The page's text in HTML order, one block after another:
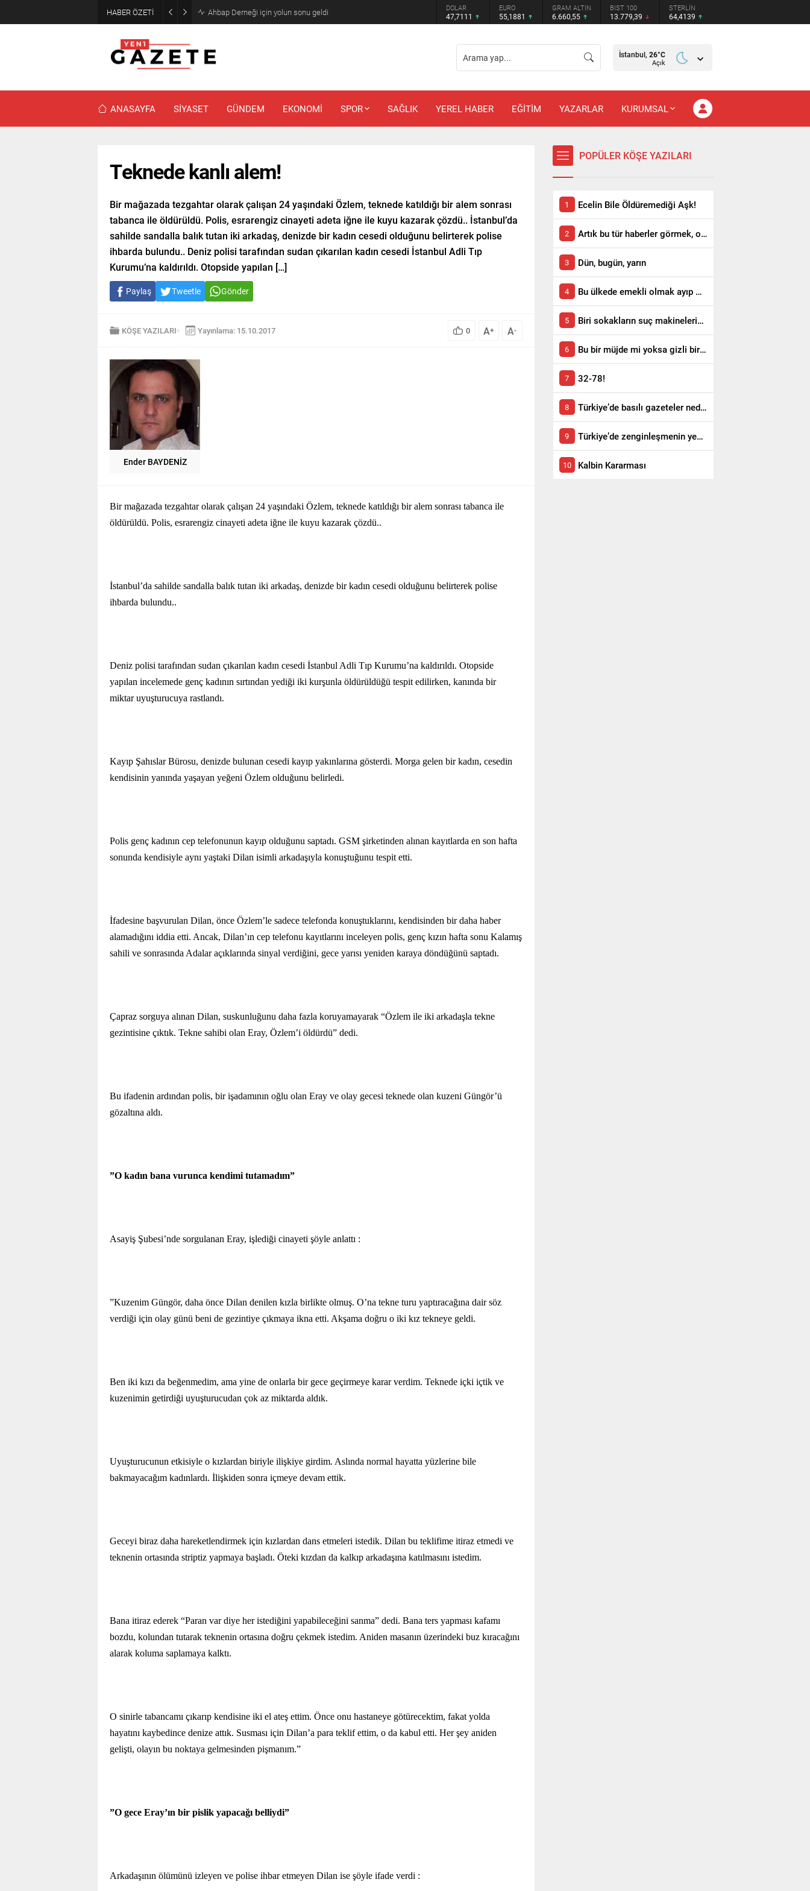
HABER ÖZETİ Mourinho’dan Arda Güler’e kötü haber DOLAR
47,7111
EURO
55,1881
GRAM ALTIN
6.660,55
BIST 100
13.779,39
STERLİN
64,4139
İstanbul, 26°C
Açık
ANASAYFA SİYASET GÜNDEM EKONOMİ SPOR SAĞLIK YEREL HABER EĞİTİM YAZARLAR KURUMSAL
Teknede kanlı alem!
Bir mağazada tezgahtar olarak çalışan 24 yaşındaki Özlem, teknede katıldığı bir alem sonrası
tabanca ile öldürüldü. Polis, esrarengiz cinayeti adeta iğne ile kuyu kazarak çözdü.. İstanbul’da
sahilde sandalla balık tutan iki arkadaş, denizde bir kadın cesedi olduğunu belirterek polise
ihbarda bulundu.. Deniz polisi tarafından sudan çıkarılan kadın cesedi İstanbul Adli Tıp
Kurumu’na kaldırıldı. Otopside yapılan […]
Paylaş Tweetle Gönder
KÖŞE YAZILARI Yayınlama: 15.10.2017 0 A+ A-
Ender BAYDENİZ
Bir mağazada tezgahtar olarak çalışan 24 yaşındaki Özlem, teknede katıldığı bir alem sonrası tabanca ile
öldürüldü. Polis, esrarengiz cinayeti adeta iğne ile kuyu kazarak çözdü..
İstanbul’da sahilde sandalla balık tutan iki arkadaş, denizde bir kadın cesedi olduğunu belirterek polise
ihbarda bulundu..
Deniz polisi tarafından sudan çıkarılan kadın cesedi İstanbul Adli Tıp Kurumu’na kaldırıldı. Otopside
yapılan incelemede genç kadının sırtından yediği iki kurşunla öldürüldüğü tespit edilirken, kanında bir
miktar uyuşturucuya rastlandı.
Kayıp Şahıslar Bürosu, denizde bulunan cesedi kayıp yakınlarına gösterdi. Morga gelen bir kadın, cesedin
kendisinin yanında yaşayan yeğeni Özlem olduğunu belirledi.
Polis genç kadının cep telefonunun kayıp olduğunu saptadı. GSM şirketinden alınan kayıtlarda en son hafta
sonunda kendisiyle aynı yaştaki Dilan isimli arkadaşıyla konuştuğunu tespit etti.
İfadesine başvurulan Dilan, önce Özlem’le sadece telefonda konuştuklarını, kendisinden bir daha haber
alamadığını iddia etti. Ancak, Dilan’ın cep telefonu kayıtlarını inceleyen polis, genç kızın hafta sonu Kalamış
sahili ve sonrasında Adalar açıklarında sinyal verdiğini, gece yarısı yeniden karaya döndüğünü saptadı.
Çapraz sorguya alınan Dilan, suskunluğunu daha fazla koruyamayarak “Özlem ile iki arkadaşla tekne
gezintisine çıktık. Tekne sahibi olan Eray, Özlem’i öldürdü” dedi.
Bu ifadenin ardından polis, bir işadamının oğlu olan Eray ve olay gecesi teknede olan kuzeni Güngör’ü
gözaltına aldı.
”O kadın bana vurunca kendimi tutamadım”
Asayiş Şubesi’nde sorgulanan Eray, işlediği cinayeti şöyle anlattı :
”Kuzenim Güngör, daha önce Dilan denilen kızla birlikte olmuş. O’na tekne turu yaptıracağına dair söz
verdiği için olay günü beni de gezintiye çıkmaya ikna etti. Akşama doğru o iki kız tekneye geldi.
Ben iki kızı da beğenmedim, ama yine de onlarla bir gece geçirmeye karar verdim. Teknede içki içtik ve
kuzenimin getirdiği uyuşturucudan çok az miktarda aldık.
Uyuşturucunun etkisiyle o kızlardan biriyle ilişkiye girdim. Aslında normal hayatta yüzlerine bile
bakmayacağım kadınlardı. İlişkiden sonra içmeye devam ettik.
Geceyi biraz daha hareketlendirmek için kızlardan dans etmeleri istedik. Dilan bu teklifime itiraz etmedi ve
teknenin ortasında striptiz yapmaya başladı. Öteki kızdan da kalkıp arkadaşına katılmasını istedim.
Bana itiraz ederek “Paran var diye her istediğini yapabileceğini sanma” dedi. Bana ters yapması kafamı
bozdu, kolundan tutarak teknenin ortasına doğru çekmek istedim. Aniden masanın üzerindeki buz kıracağını
alarak koluma saplamaya kalktı.
O sinirle tabancamı çıkarıp kendisine iki el ateş ettim. Önce onu hastaneye götürecektim, fakat yolda
hayatını kaybedince denize attık. Susması için Dilan’a para teklif ettim, o da kabul etti. Her şey aniden
gelişti, olayın bu noktaya gelmesinden pişmanım.”
”O gece Eray’ın bir pislik yapacağı belliydi”
Arkadaşının ölümünü izleyen ve polise ihbar etmeyen Dilan ise şöyle ifade verdi :
POPÜLER KÖŞE YAZILARI
Ecelin Bile Öldüremediği Aşk!
Artık bu tür haberler görmek, okumak istemiyoruz!
Dün, bugün, yarın
Bu ülkede emekli olmak ayıp mı?
Biri sokakların suç makinelerini durdursun!
Bu bir müjde mi yoksa gizli bir itiraf mı?
32-78!
Türkiye’de basılı gazeteler neden satmıyor?
Türkiye’de zenginleşmenin yeni yolu!
Kalbin Kararması